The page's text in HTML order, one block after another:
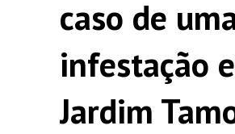
caso de
infestação
Jardim